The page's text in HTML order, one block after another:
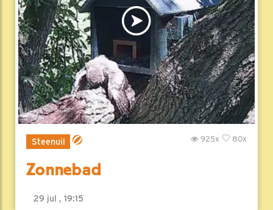
Steenuil 80x
925x
Zonnebad
29 jul , 19:15